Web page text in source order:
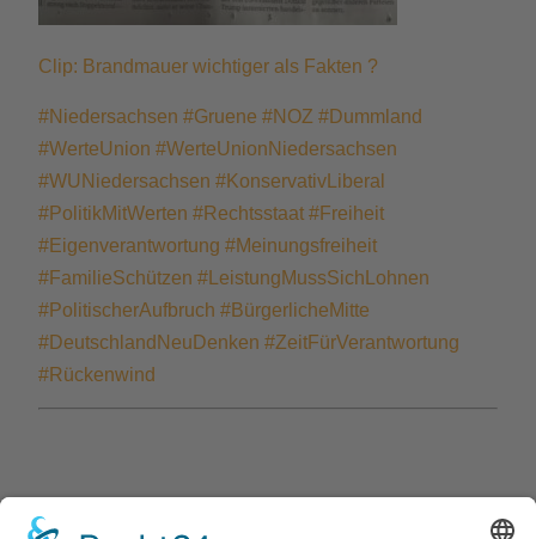
Clip: Brandmauer wichtiger als Fakten ?
#Niedersachsen #Gruene #NOZ #Dummland
#WerteUnion #WerteUnionNiedersachsen
#WUNiedersachsen #KonservativLiberal
#PolitikMitWerten #Rechtsstaat #Freiheit
#Eigenverantwortung #Meinungsfreiheit
#FamilieSchützen #LeistungMussSichLohnen
#PolitischerAufbruch #BürgerlicheMitte
#DeutschlandNeuDenken #ZeitFürVerantwortung
#Rückenwind